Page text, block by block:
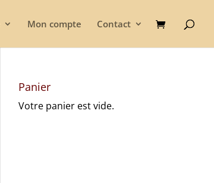
Mon compte Contact
Panier
Votre panier est vide.